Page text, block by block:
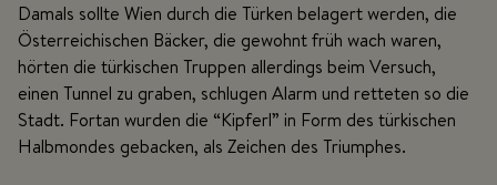
Damals sollte Wien durch die Türken belagert werden, die
Österreichischen Bäcker, die gewohnt früh wach waren,
hörten die türkischen Truppen allerdings beim Versuch,
einen Tunnel zu graben, schlugen Alarm und retteten so die
Stadt. Fortan wurden die “Kipferl” in Form des türkischen
Halbmondes gebacken, als Zeichen des Triumphes.